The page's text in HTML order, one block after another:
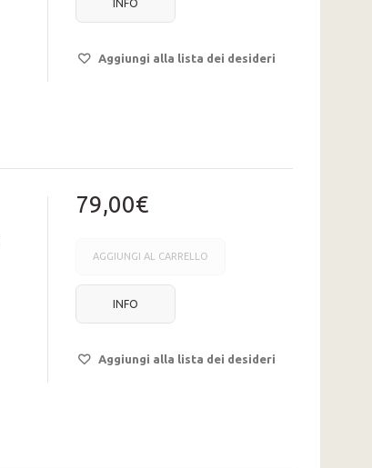
INFO
Aggiungi alla lista dei desideri
79,00€
AGGIUNGI AL CARRELLO
INFO
Aggiungi alla lista dei desideri